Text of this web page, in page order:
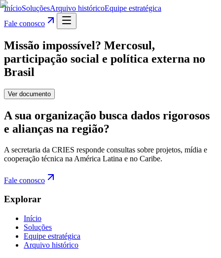
InícioSoluçõesArquivo históricoEquipe estratégica
Fale conosco
Missão impossível? Mercosul,
participação social e política externa no
Brasil
Ver documento
A sua organização busca dados rigorosos
e alianças na região?
A secretaria da CRIES responde consultas sobre projetos, mídia e
cooperação técnica na América Latina e no Caribe.
Fale conosco
Explorar
Início
Soluções
Equipe estratégica
Arquivo histórico